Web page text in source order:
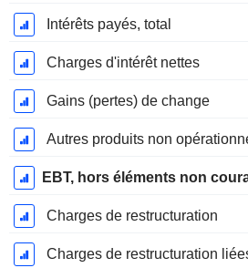
Intérêts payés, total
Charges d'intérêt nettes
Gains (pertes) de change
Autres produits non
EBT, hors éléments non
Charges de restructuration